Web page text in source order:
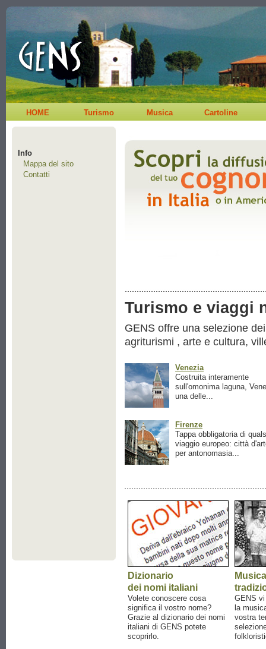
HOME Turismo Musica Cartoline
Info
Mappa del sito
Contatti
Turismo e viaggi
GENS offre una selezione
agriturismi , arte e cultura,
Venezia
Costruita interamente
sull'omonima laguna,
una delle...
Firenze
Tappa obbligatoria di
viaggio europeo: città
per antonomasia...
Dizionario
dei nomi italiani
Volete conoscere cosa
significa il vostro nome?
Grazie al dizionario dei nomi
italiani di GENS potete
scoprirlo.
Musica
GENS
la
vostra